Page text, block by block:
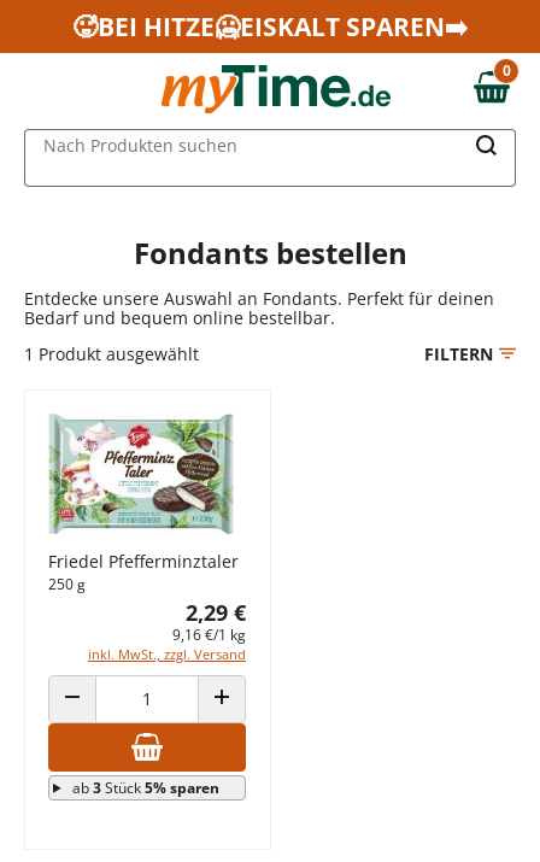
Zum Hauptinhalt springen
Zur Navigation springen
Zur Suche springen
🥵BEI HITZE🥶EISKALT SPAREN➡️
0,00 €
0
Nach Produkten suchen
Fondants bestellen
Entdecke unsere Auswahl an Fondants. Perfekt für deinen
Bedarf und bequem online bestellbar.
1 Produkt ausgewählt FILTERN
Friedel Pfefferminztaler
250 g
2,29 €
9,16 €/1 kg
inkl. MwSt., zzgl. Versand
ANZAHL VERRINGERN ANZAHL ERHÖHEN
ab3Stück5% sparen